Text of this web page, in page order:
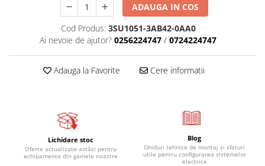
ADAUGA IN COS
Cod Produs: 3SU1051-3AB42-0AA0
Ai nevoie de ajutor? 0256224747 / 0724224747
Adauga la Favorite Cere informatii
Lichidare stoc
Oferte actualizate astăzi pentru
echipamente din gamele noastre
Blog
Ghiduri tehnice de montaj și sfaturi
utile pentru configurarea sistemelor
electrice